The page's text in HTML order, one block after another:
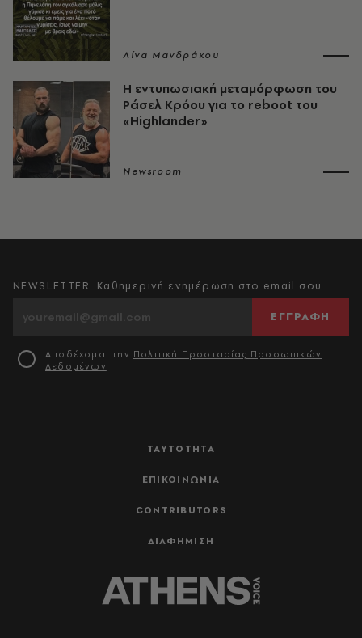
Λίνα Μανδράκου
Η εντυπωσιακή μεταμόρφωση του
Ράσελ Κρόου για το reboot του
«Highlander»
Newsroom
ΤΑΥΤΟΤΗΤΑ
ΕΠΙΚΟΙΝΩΝΙΑ
CONTRIBUTORS
ΔΙΑΦΗΜΙΣΗ
NEWSLETTER: Καθημερινή ενημέρωση στο email σου
ΕΓΓΡΑΦΗ
Αποδέχομαι την Πολιτική Προστασίας Προσωπικών
Δεδομένων